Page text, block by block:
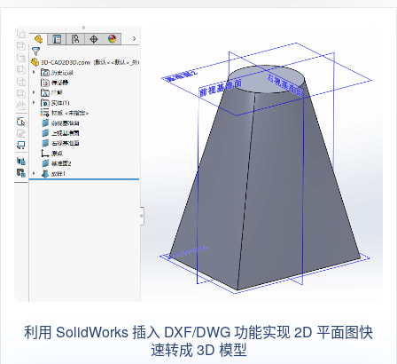
利用 SolidWorks 插入 DXF/DWG 功能实现 2D 平面图快
速转成 3D 模型